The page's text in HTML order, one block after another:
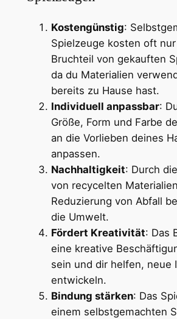
Kostengünstig:
Spielzeuge kosten oft
Bruchteil von gekauften
da du Materialien
bereits zu Hause hast.
Individuell anpassbar:
Größe, Form und Farbe
an die Vorlieben deines
anpassen.
Nachhaltigkeit: Durch
von recycelten
Reduzierung von Abfall
die Umwelt.
Fördert Kreativität: Das
eine kreative
sein und dir helfen, neue
entwickeln.
Bindung stärken: Das
einem selbstgemachten